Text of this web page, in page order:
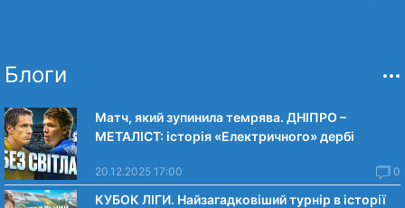
Блоги
Матч, який зупинила темрява. ДНІПРО –
МЕТАЛІСТ: історія «Електричного» дербі
20.12.2025 17:00 0
КУБОК ЛІГИ. Найзагадковіший турнір в історії